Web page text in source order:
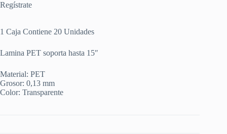
Regístrate
1 Caja Contiene 20 Unidades
Lamina PET soporta hasta 15″
Material: PET
Grosor: 0,13 mm
Color: Transparente